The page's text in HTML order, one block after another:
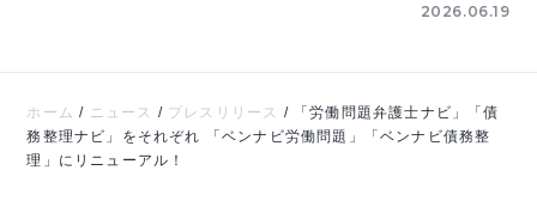
2026.06.19
ホーム / ニュース / プレスリリース /
「労働問題弁護士ナビ」「債
務整理ナビ」をそれぞれ 「ベンナビ労働問題」「ベンナビ債務整
理」にリニューアル！